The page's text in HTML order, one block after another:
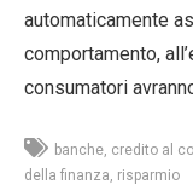
automaticamente
comportamento,
consumatori
banche credito al
della finanza risparmio